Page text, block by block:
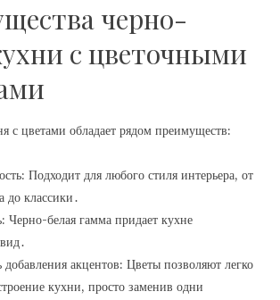
черно-
с цветочными
с цветами обладает рядом преимуществ:
Подходит для любого стиля интерьера, от
классики․
Черно-белая гамма придает кухне
акцентов: Цветы позволяют легко
кухни, просто заменив одни